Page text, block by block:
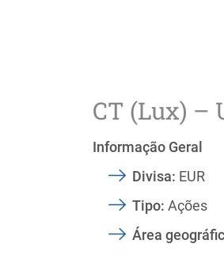
CT (Lux) –
Informação Geral
Divisa: EUR
Tipo: Ações
Área